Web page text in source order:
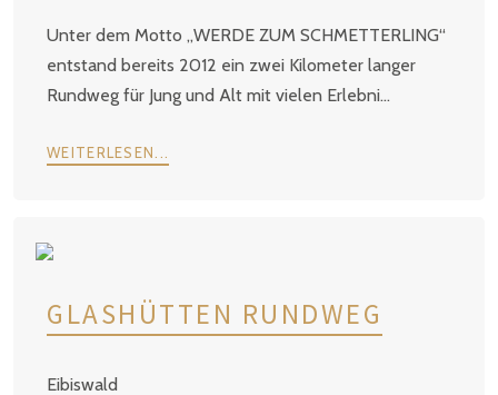
Unter dem Motto „WERDE ZUM SCHMETTERLING“
entstand bereits 2012 ein zwei Kilometer langer
Rundweg für Jung und Alt mit vielen Erlebni...
WEITERLESEN...
GLASHÜTTEN RUNDWEG
Eibiswald